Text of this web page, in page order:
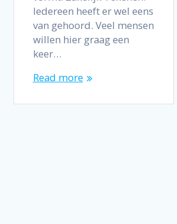
Iedereen heeft er wel eens
van gehoord. Veel mensen
willen hier graag een
keer…
Read more